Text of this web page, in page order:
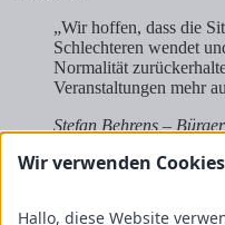
„Wir hoffen, dass die
Schlechteren wendet
Normalität
Veranstaltungen mehr
Stefan Behrens –
Und ja, das hoffen wir
Wir verwenden
Hallo, diese Website